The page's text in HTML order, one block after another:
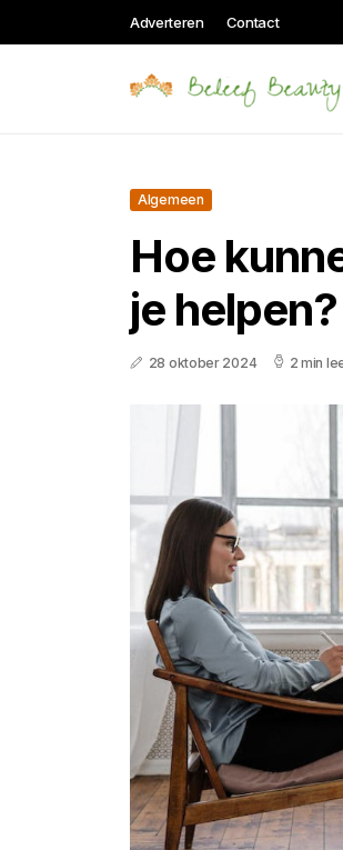
Adverteren Contact
Algemeen
Hoe
je helpen?
28 oktober 2024 2 min